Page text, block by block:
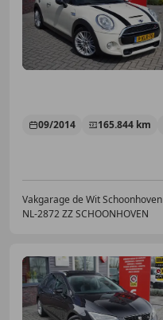
09/2014 165.844 km
Vakgarage de Wit Schoonhoven
NL-2872 ZZ SCHOONHOVEN